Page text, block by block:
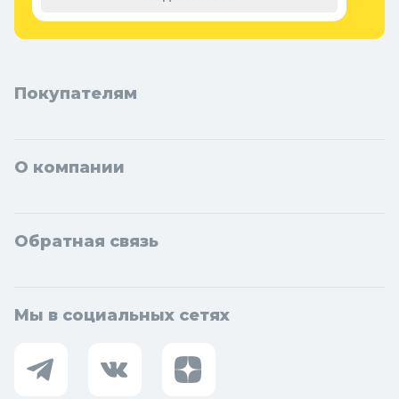
Новосибирска и Новосибирской области: Бердск, Искитим,
Кольцово.
Покупателям
О компании
Обратная связь
Мы в социальных сетях